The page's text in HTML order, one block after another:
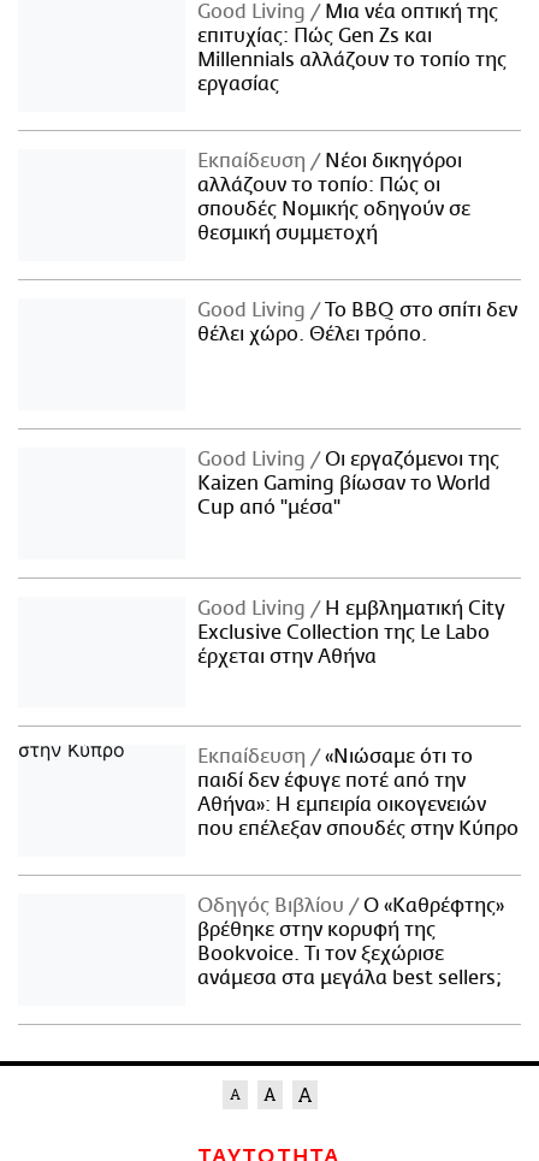
Good Living
Μια νέα οπτική της
επιτυχίας: Πώς Gen Zs και
Millennials αλλάζουν το τοπίο της
εργασίας
Εκπαίδευση
Νέοι δικηγόροι
αλλάζουν το τοπίο: Πώς οι
σπουδές Νομικής οδηγούν σε
θεσμική συμμετοχή
Good Living
Το BBQ στο σπίτι δεν
θέλει χώρο. Θέλει τρόπο.
Good Living
Οι εργαζόμενοι της
Kaizen Gaming βίωσαν το World
Cup από "μέσα"
Good Living
Η εμβληματική City
Exclusive Collection της Le Labo
έρχεται στην Αθήνα
Εκπαίδευση
«Νιώσαμε ότι το
παιδί δεν έφυγε ποτέ από την
Αθήνα»: Η εμπειρία οικογενειών
που επέλεξαν σπουδές στην Κύπρο
Οδηγός Βιβλίου
Ο «Καθρέφτης»
βρέθηκε στην κορυφή της
Bookvoice. Τι τον ξεχώρισε
ανάμεσα στα μεγάλα best sellers;